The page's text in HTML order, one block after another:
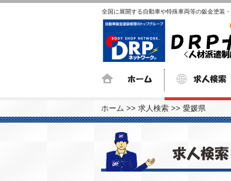
全国に展開する自動車や特殊車両等の鈑金塗装・
ホーム >> 求人検索 >> 愛媛県